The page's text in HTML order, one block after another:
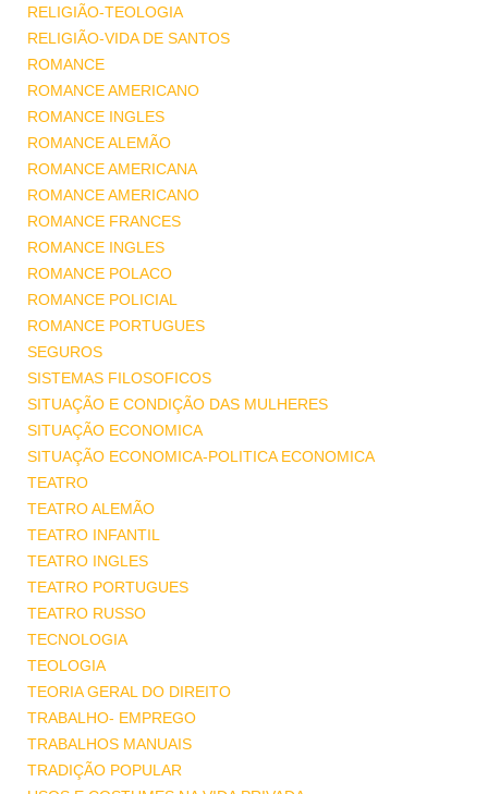
RELIGIÃO-TEOLOGIA
RELIGIÃO-VIDA DE SANTOS
ROMANCE
ROMANCE AMERICANO
ROMANCE INGLES
ROMANCE ALEMÃO
ROMANCE AMERICANA
ROMANCE AMERICANO
ROMANCE FRANCES
ROMANCE INGLES
ROMANCE POLACO
ROMANCE POLICIAL
ROMANCE PORTUGUES
SEGUROS
SISTEMAS FILOSOFICOS
SITUAÇÃO E CONDIÇÃO DAS MULHERES
SITUAÇÃO ECONOMICA
SITUAÇÃO ECONOMICA-POLITICA ECONOMICA
TEATRO
TEATRO ALEMÃO
TEATRO INFANTIL
TEATRO INGLES
TEATRO PORTUGUES
TEATRO RUSSO
TECNOLOGIA
TEOLOGIA
TEORIA GERAL DO DIREITO
TRABALHO- EMPREGO
TRABALHOS MANUAIS
TRADIÇÃO POPULAR